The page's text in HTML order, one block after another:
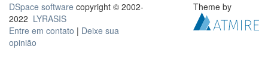
DSpace software copyright © 2002-
2022 LYRASIS
Entre em contato | Deixe sua
opinião
Theme by